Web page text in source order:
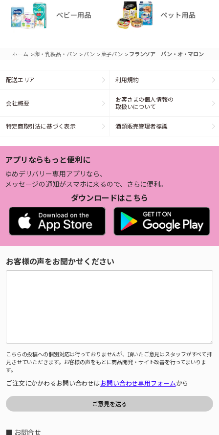
ホーム >卵・乳製品・パン > パン >菓子パン > フランソア パン・オ・マロン
配送エリア 利用規約
会社概要
お客さまの個人情報の
取扱いについて
特定商取引法に基づく表示 酒類販売管理者標識
アプリならもっと便利に
ゆめデリバリー専用アプリなら、
メッセージの通知がスマホに来るので、さらに便利。
ダウンロードはこちら
お客様の声をお聞かせください
こちらの投稿への個別対応は行っておりませんが、頂いたご意見はスタッフがすべて拝
見させていただきます。お客様の声をもとに商品開発・サイト改善を行ってまいりま
す。
ご注文にかかわるお問い合わせはお問い合わせ専用フォームから
■ お問合せ